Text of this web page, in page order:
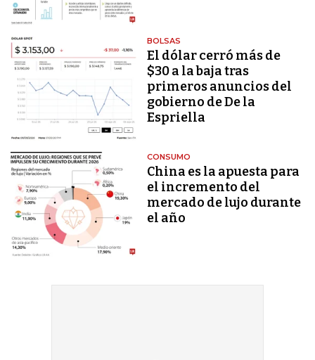
BOLSAS
El dólar cerró más de
$30 a la baja tras
primeros anuncios del
gobierno de De la
Espriella
CONSUMO
China es la apuesta para
el incremento del
mercado de lujo durante
el año